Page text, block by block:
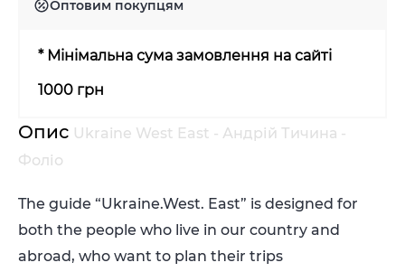
Оптовим покупцям
* Мінімальна сума замовлення на сайті
1000 грн
Опис Ukraine West East - Андрій Тичина -
Фоліо
The guide “Ukraine.West. East” is designed for
both the people who live in our country and
abroad, who want to plan their trips